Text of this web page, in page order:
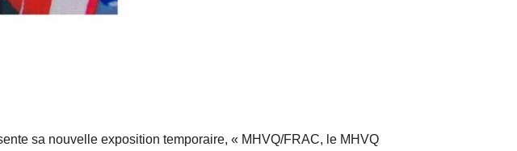
sa nouvelle exposition temporaire, « MHVQ/FRAC, le MHVQ